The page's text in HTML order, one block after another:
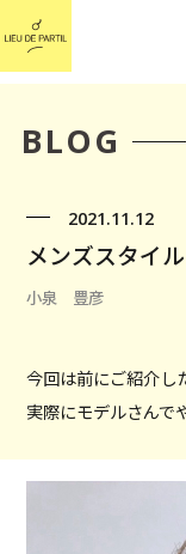
BLOG
2021.11.12
メンズスタイル
小泉 豊彦
今回は前にご紹介し
実際にモデルさんで